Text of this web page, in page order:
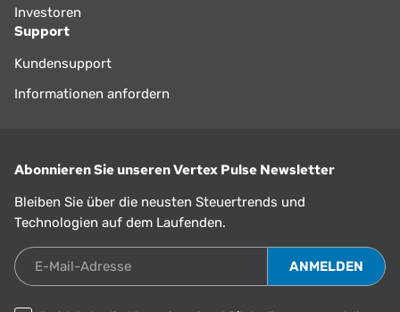
Investoren
Support
Kundensupport
Informationen anfordern
Abonnieren Sie unseren Vertex Pulse Newsletter
Bleiben Sie über die neusten Steuertrends und
Technologien auf dem Laufenden.
E-Mail-Adresse